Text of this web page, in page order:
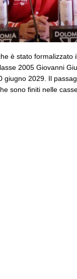
è stato formalizzato
2005 Giovanni
giugno 2029. Il
sono finiti nelle